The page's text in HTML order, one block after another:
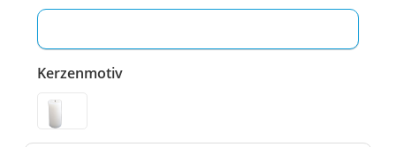
Kerzenmotiv